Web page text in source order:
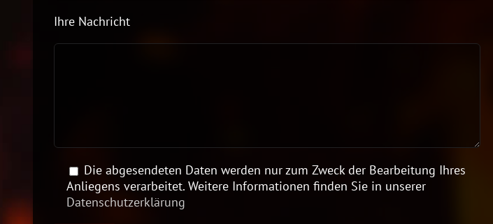
Ihre Nachricht
Die abgesendeten Daten werden nur zum Zweck der Bearbeitung Ihres
Anliegens verarbeitet. Weitere Informationen finden Sie in unserer
Datenschutzerklärung